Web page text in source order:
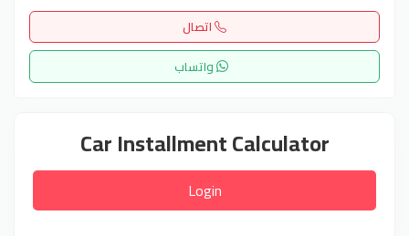
اتصال
واتساب
Car Installment Calculator
Login